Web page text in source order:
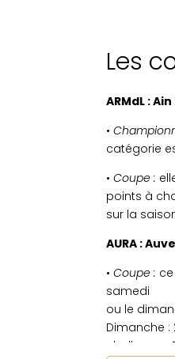
Les
ARMdL :
•
catégorie
•Coupe :
points à
sur la
AURA :
•Coupe :
samedi
ou le
Dimanche :
challenges